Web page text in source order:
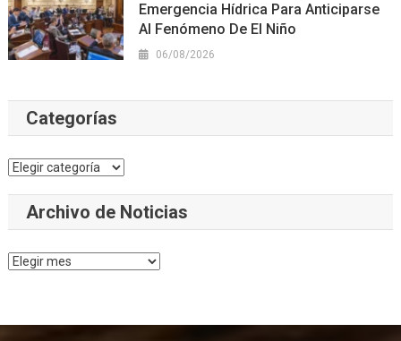
Emergencia Hídrica Para Anticiparse
Al Fenómeno De El Niño
06/08/2026
Categorías
Categorías
Archivo de Noticias
Archivo